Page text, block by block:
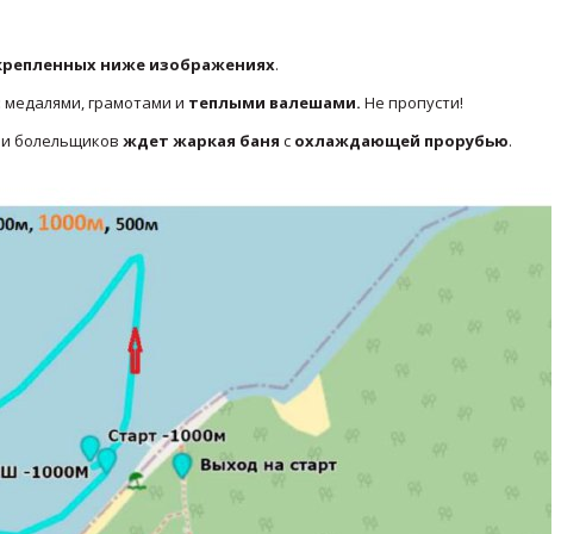
ниже изображениях.
медалями, грамотами и теплыми валешами. Не пропусти!
болельщиков ждет жаркая баня с охлаждающей прорубью.